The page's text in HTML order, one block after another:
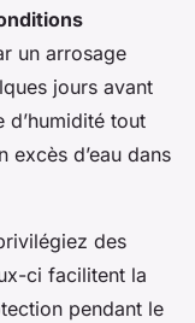
un arrosage
jours avant
d’humidité tout
excès d’eau dans
des
ci facilitent la
pendant le